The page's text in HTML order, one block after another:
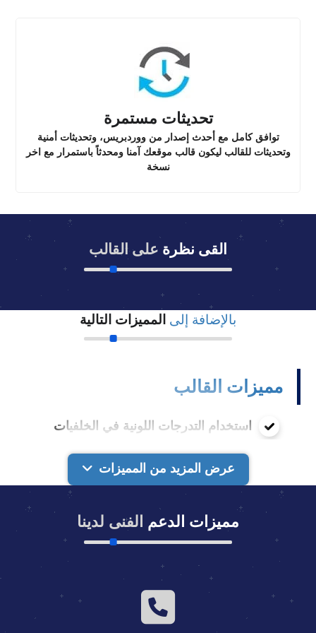
تحديثات مستمرة
توافق كامل مع أحدث إصدار من ووردبريس، وتحديثات أمنية
وتحديثات للقالب ليكون قالب موقعك آمنا ومحدثاً باستمرار مع اخر
نسخة
القى نظرة على القالب
بالإضافة إلى المميزات التالية
مميزات القالب
استخدام التدرجات اللونية في الخلفيات
القالب متوافق مع Mobile Friendly بشكل
الكمبيوتر المختلفة والتابلت والموبايل
استخدام أيقونات Font Awesome النصية
بدلا من الأيقونات الصورية
عرض المزيد من المميزات
مميزات الدعم الفنى لدينا